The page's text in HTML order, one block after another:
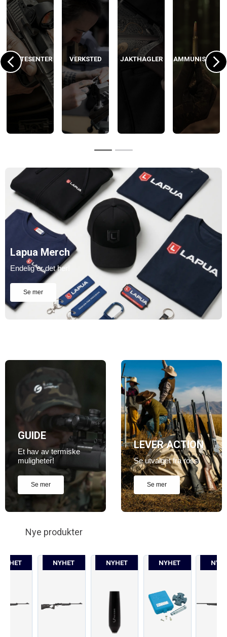
SKYTESENTER VERKSTED JAKTHAGLER AMMUNISJON
Lapua Merch
Endelig er det her!
Se mer
GUIDE
Et hav av termiske
muligheter!
Se mer
LEVER ACTION
Se utvalget fra rossi
Se mer
Nye produkter